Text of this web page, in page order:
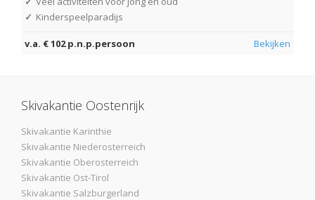
✓ Kinderspeelparadijs
v.a. € 102 p.n.p.persoon Bekijken
Skivakantie Oostenrijk
Skivakantie Karinthie
Skivakantie Niederosterreich
Skivakantie Oberosterreich
Skivakantie Ost-Tirol
Skivakantie Salzburgerland